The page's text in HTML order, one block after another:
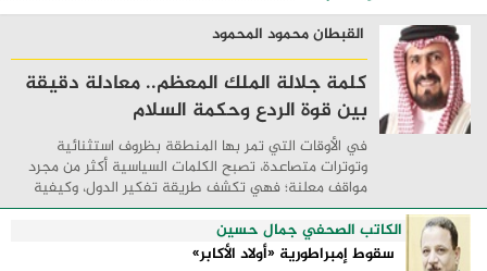
القبطان محمود المحمود
كلمة جلالة الملك المعظم.. معادلة دقيقة
بين قوة الردع وحكمة السلام
في الأوقات التي تمر بها المنطقة بظروف استثنائية
وتوترات متصاعدة، تصبح الكلمات السياسية أكثر من مجرد
مواقف معلنة؛ فهي تكشف طريقة تفكير الدول، وكيفية
إدارتها للأزمات، والحدود التي تفصل بين القوة ...
الكاتب الصحفي جمال حسين
سقوط إمبراطورية «أولاد الأكابر»